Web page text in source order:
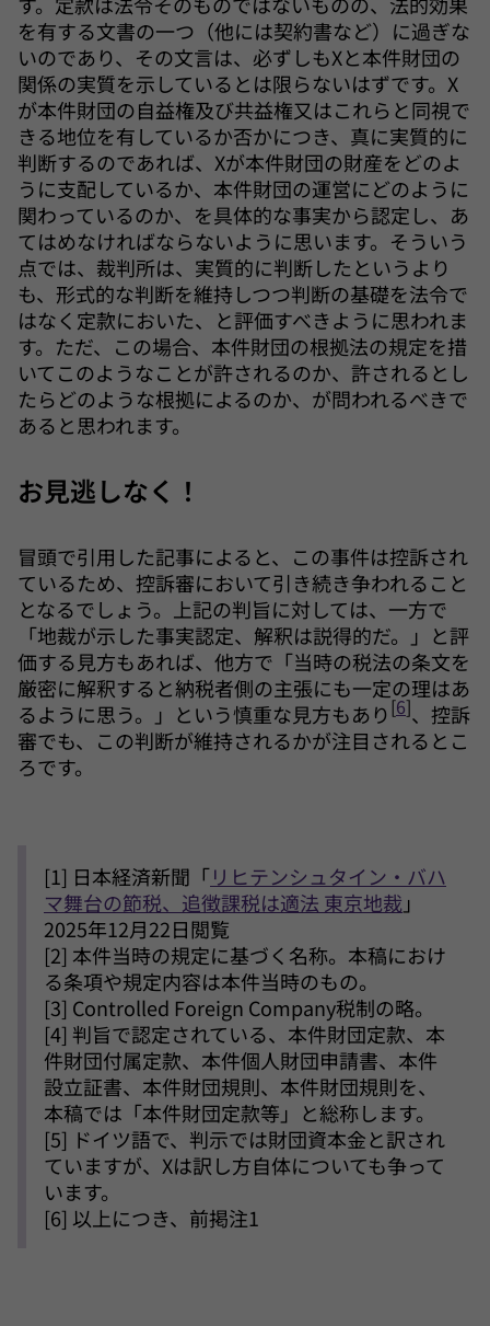
を有する文書の一つ（他には契約書など）に過ぎな
いのであり、その文言は、必ずしもXと本件財団の
関係の実質を示しているとは限らないはずです。X
が本件財団の自益権及び共益権又はこれらと同視で
きる地位を有しているか否かにつき、真に実質的に
判断するのであれば、Xが本件財団の財産をどのよ
うに支配しているか、本件財団の運営にどのように
関わっているのか、を具体的な事実から認定し、あ
てはめなければならないように思います。そういう
点では、裁判所は、実質的に判断したというより
も、形式的な判断を維持しつつ判断の基礎を法令で
はなく定款においた、と評価すべきように思われま
す。ただ、この場合、本件財団の根拠法の規定を措
いてこのようなことが許されるのか、許されるとし
たらどのような根拠によるのか、が問われるべきで
あると思われます。
お見逃しなく！
冒頭で引用した記事によると、この事件は控訴され
ているため、控訴審において引き続き争われること
となるでしょう。上記の判旨に対しては、一方で
「地裁が示した事実認定、解釈は説得的だ。」と評
価する見方もあれば、他方で「当時の税法の条文を
厳密に解釈すると納税者側の主張にも一定の理はあ
るように思う。」という慎重な見方もあり [6]、控訴
審でも、この判断が維持されるかが注目されるとこ
ろです。
[1] 日本経済新聞「リヒテンシュタイン・バハ
マ舞台の節税、追徴課税は適法 東京地裁」
2025年12月22日閲覧
[2] 本件当時の規定に基づく名称。本稿におけ
る条項や規定内容は本件当時のもの。
[3] Controlled Foreign Company税制の略。
[4] 判旨で認定されている、本件財団定款、本
件財団付属定款、本件個人財団申請書、本件
設立証書、本件財団規則、本件財団規則を、
本稿では「本件財団定款等」と総称します。
[5] ドイツ語で、判示では財団資本金と訳され
ていますが、Xは訳し方自体についても争って
います。
[6] 以上につき、前掲注1